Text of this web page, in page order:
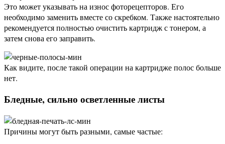
Это может указывать на износ фоторецепторов. Его
необходимо заменить вместе со скребком. Также настоятельно
рекомендуется полностью очистить картридж с тонером, а
затем снова его заправить.
Как видите, после такой операции на картридже полос больше
нет.
Бледные, сильно осветленные листы
Причины могут быть разными, самые частые: